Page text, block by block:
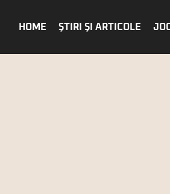
HOME ŞTIRI ŞI ARTICOLE